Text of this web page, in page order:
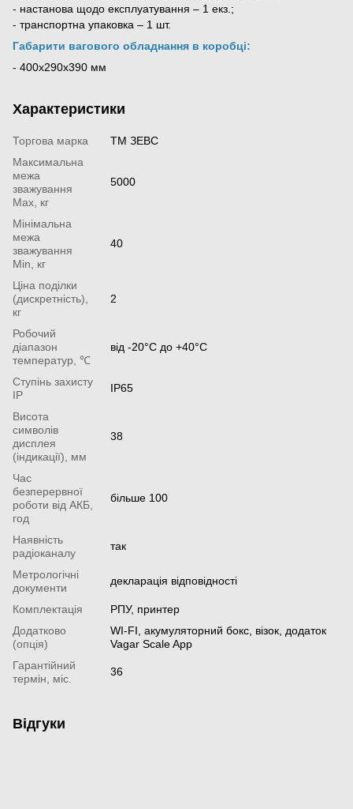
- настанова щодо експлуатування – 1 екз.;
- транспортна упаковка – 1 шт.
Габарити вагового обладнання в коробці:
- 400х290х390 мм
Характеристики
Торгова марка
ТМ ЗЕВС
Максимальна
межа
зважування
Мах, кг
5000
Мінімальна
межа
зважування
Min, кг
40
Ціна поділки
(дискретність),
кг
2
Робочий
діапазон
температур, ℃
від -20°С до +40°С
Ступінь захисту
IP
IP65
Висота
символів
дисплея
(індикації), мм
38
Час
безперервної
роботи від АКБ,
год
більше 100
Наявність
радіоканалу
так
Метрологічні
документи
декларація відповідності
Комплектація
РПУ, принтер
Додатково
(опція)
WI-FI, акумуляторний бокс, візок, додаток
Vagar Scale App
Гарантійний
термін, міс.
36
Відгуки